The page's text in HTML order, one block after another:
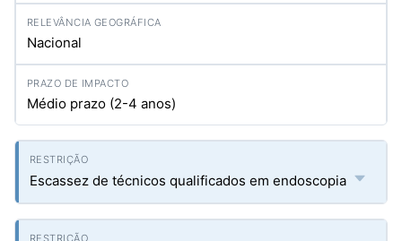
Nacional
Médio prazo (2-4 anos)
Escassez de técnicos qualificados em endoscopia